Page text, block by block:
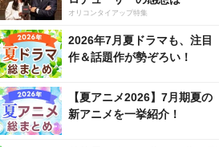
オリコンタイアップ特集
2026年7月夏ドラマも、注目
作＆話題作が勢ぞろい！
【夏アニメ2026】7月期夏の
新アニメを一挙紹介！